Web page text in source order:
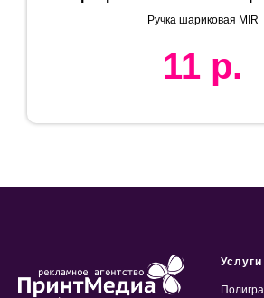
пластик
Ручка шариковая MIR
11 р.
Услуги